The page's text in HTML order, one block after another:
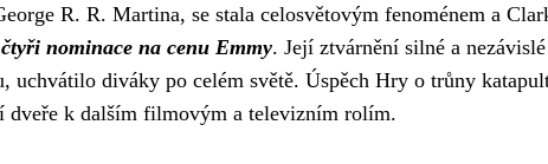
R. R. Martina, se stala celosvětovým fenoménem a
čtyři nominace na cenu Emmy. Její ztvárnění silné a nezávislé
uchvátilo diváky po celém světě. Úspěch Hry o trůny
dveře k dalším filmovým a televizním rolím.